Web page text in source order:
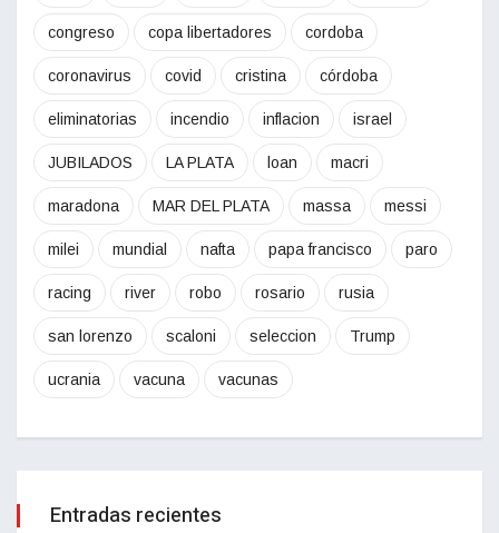
congreso copa libertadores cordoba
coronavirus covid cristina córdoba
eliminatorias incendio inflacion israel
JUBILADOS LA PLATA loan macri
maradona MAR DEL PLATA massa messi
milei mundial nafta papa francisco paro
racing river robo rosario rusia
san lorenzo scaloni seleccion Trump
ucrania vacuna vacunas
Entradas recientes